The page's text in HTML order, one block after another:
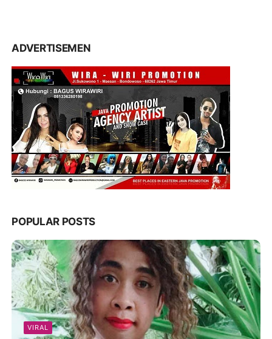
ADVERTISEMEN
POPULAR POSTS
VIRAL